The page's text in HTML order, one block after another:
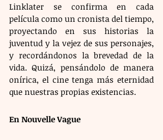
Linklater se confirma en cada
película como un cronista del tiempo,
proyectando en sus historias la
juventud y la vejez de sus personajes,
y recordándonos la brevedad de la
vida. Quizá, pensándolo de manera
onírica, el cine tenga más eternidad
que nuestras propias existencias.
En Nouvelle Vague